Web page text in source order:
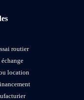
routier
location